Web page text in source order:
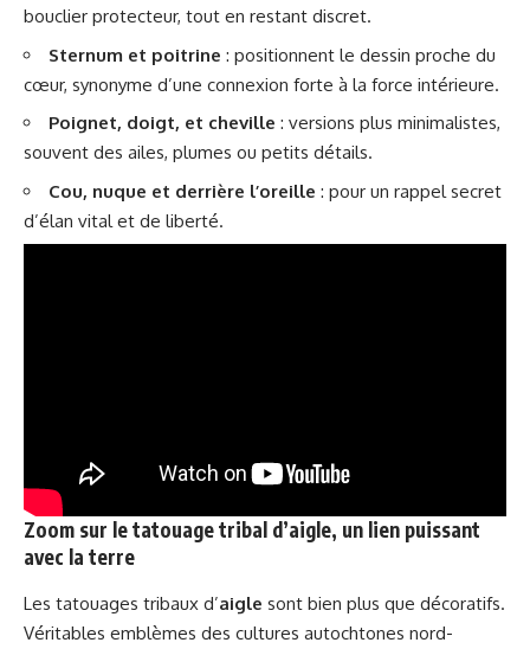
bouclier protecteur, tout en restant discret.
Sternum et poitrine : positionnent le dessin proche du
cœur, synonyme d’une connexion forte à la force intérieure.
Poignet, doigt, et cheville : versions plus minimalistes,
souvent des ailes, plumes ou petits détails.
Cou, nuque et derrière l’oreille : pour un rappel secret
d’élan vital et de liberté.
Zoom sur le tatouage tribal d’aigle, un lien puissant
avec la terre
Les tatouages tribaux d’aigle sont bien plus que décoratifs.
Véritables emblèmes des cultures autochtones nord-